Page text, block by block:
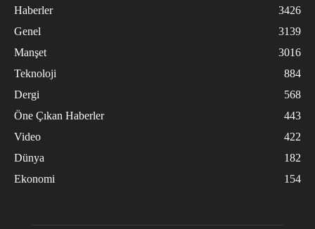
Haberler
3426
Genel
3139
Manşet
3016
Teknoloji
884
Dergi
568
Öne Çıkan Haberler
443
Video
422
Dünya
182
Ekonomi
154